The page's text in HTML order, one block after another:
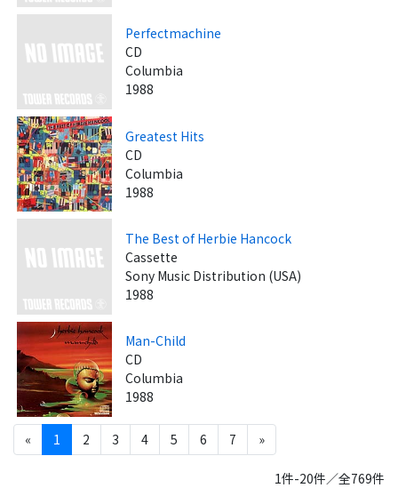
Perfectmachine
CD
Columbia
1988
Greatest Hits
CD
Columbia
1988
The Best of Herbie Hancock
Cassette
Sony Music Distribution (USA)
1988
Man-Child
CD
Columbia
1988
« 1 2 3 4 5 6 7 »
1件-20件／全769件